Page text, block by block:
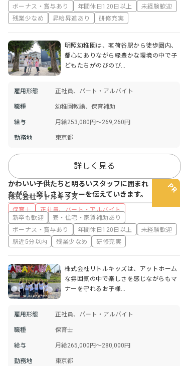
ボーナス・賞与あり
年間休日120日以上
未経験歓迎
残業少なめ
昇給昇進あり 研修充実
明照幼稚園は、茗荷谷駅から徒歩圏内、
都心にありながら緑豊かな環境の中で子
どもたちがのびのび…
雇用形態 正社員、パート・アルバイト
職種 幼稚園教諭、保育補助
給与 月給253,080円～269,260円
勤務地 東京都
詳しく見る
株式会社リトルキッズ
保育士 正社員、パート・アルバイト
かわいい子供たちと明るいスタッフに囲まれ
ながら、楽しさとマナーを伝えていきます。
新卒も歓迎
寮・住宅・家賃補助あり
ボーナス・賞与あり
年間休日120日以上
未経験歓迎
駅近5分以内
残業少なめ 研修充実
株式会社リトルキッズは、アットホーム
な雰囲気の中で楽しさを感じながらもマ
ナーを守れるお子様…
雇用形態 正社員、パート・アルバイト
職種 保育士
給与 月給265,000円～280,000円
勤務地 東京都